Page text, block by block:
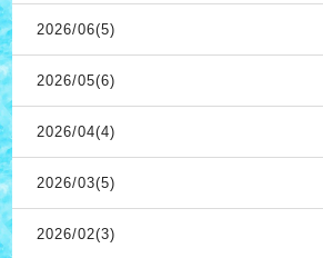
2026/06(5)
2026/05(6)
2026/04(4)
2026/03(5)
2026/02(3)